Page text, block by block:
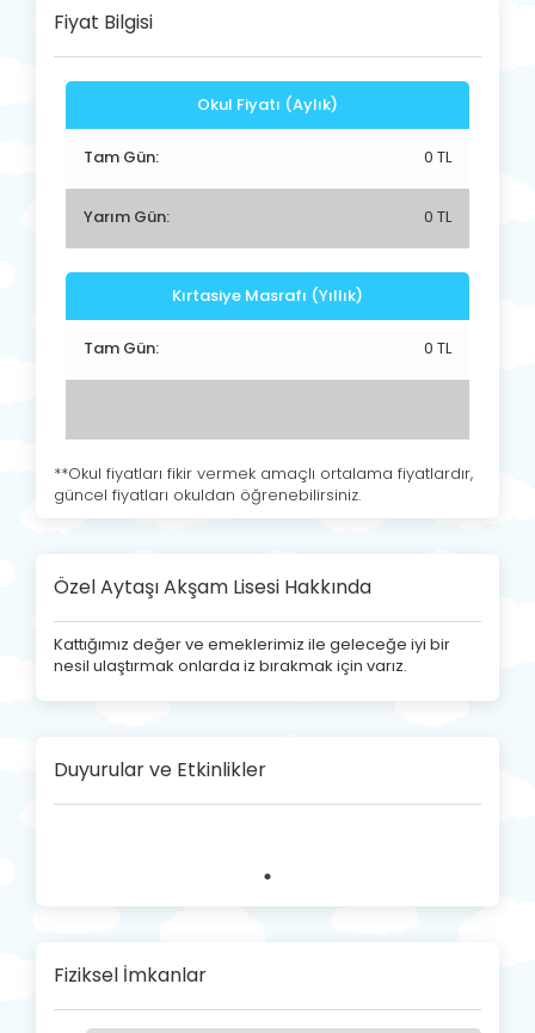
Fiyat Bilgisi
Okul Fiyatı (Aylık)
Tam Gün: 0 TL
Yarım Gün: 0 TL
Kırtasiye Masrafı (Yıllık)
Tam Gün: 0 TL
**Okul fiyatları fikir vermek amaçlı ortalama fiyatlardır,
güncel fiyatları okuldan öğrenebilirsiniz.
Özel Aytaşı Akşam Lisesi Hakkında
Kattığımız değer ve emeklerimiz ile geleceğe iyi bir
nesil ulaştırmak onlarda iz bırakmak için varız.
Duyurular ve Etkinlikler
Fiziksel İmkanlar